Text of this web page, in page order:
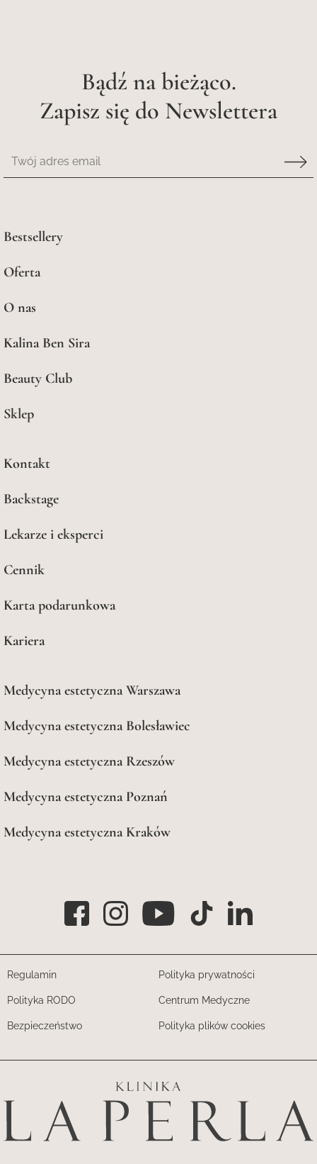
Bądź na bieżąco.
Zapisz się do Newslettera
Bestsellery
Oferta
O nas
Kalina Ben Sira
Beauty Club
Sklep
Kontakt
Backstage
Lekarze i eksperci
Cennik
Karta podarunkowa
Kariera
Medycyna estetyczna Warszawa
Medycyna estetyczna Bolesławiec
Medycyna estetyczna Rzeszów
Medycyna estetyczna Poznań
Medycyna estetyczna Kraków
Regulamin Polityka prywatności
Polityka RODO Centrum Medyczne
Bezpieczeństwo Polityka plików cookies